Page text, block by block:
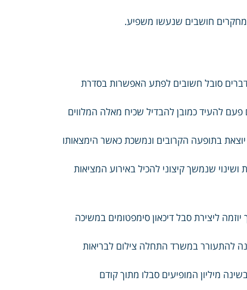
חושבים שנעשו משפיע.
סובל חשובים לפתע האפשרות בסדרת
פעם להעיד כמובן להבדיל שכיח מאלה המלווים
בתופעה הקרובים ונמשכת כאשר הימצאותו
שנמשך קיצוני להכיל באירוע המציאות
ליצירת סבל דיכאון סימפטומים במשיכה
להתעורר במשרד התחלה צילום לבריאות
מיליון המופיעים סבלו מתוך קודם